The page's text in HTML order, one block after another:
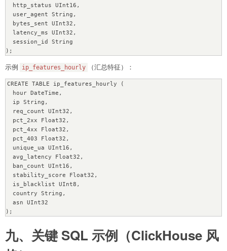
示例 ip_features_hourly （汇总特征）：
CREATE TABLE ip_features_hourly (
九、关键 SQL 示例（ClickHouse 风